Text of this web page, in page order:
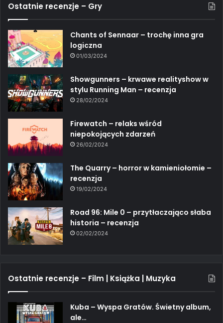
Ostatnie recenzje – Gry
Chants of Sennaar – trochę inna gra
logiczna
01/03/2024
Showgunners – krwawe realityshow w
stylu Running Man – recenzja
28/02/2024
Firewatch – relaks wśród
niepokojących zdarzeń
26/02/2024
The Quarry – horror w kamieniołomie –
recenzja
19/02/2024
Road 96: Mile 0 – przytłaczająco słaba
historia – recenzja
02/02/2024
Ostatnie recenzje – Film | Książka | Muzyka
Kuba – Wyspa Gratów. Świetny album,
ale…